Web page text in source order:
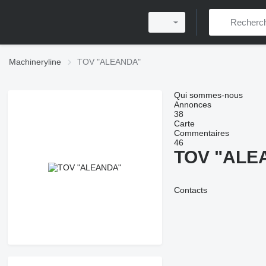
Machineryline TOV "ALEANDA"
Qui sommes-nous
Annonces
38
Carte
Commentaires
46
TOV
Contacts